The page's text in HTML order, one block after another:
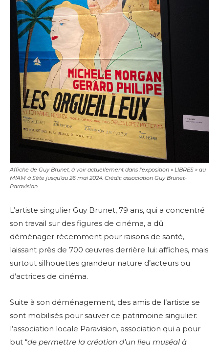
Affiche de Guy Brunet, à voir actuellement dans l’exposition « LIBRES » au
MIAM à Sète jusqu’au 26 mai 2024. Crédit: association Guy Brunet-
Paravision
L’artiste singulier Guy Brunet, 79 ans, qui a concentré
son travail sur des figures de cinéma, a dû
déménager récemment pour raisons de santé,
laissant près de 700 œuvres derrière lui: affiches, mais
surtout silhouettes grandeur nature d’acteurs ou
d’actrices de cinéma.
Suite à son déménagement, des amis de l’artiste se
sont mobilisés pour sauver ce patrimoine singulier:
l’association locale Paravision, association qui a pour
but “de permettre la création d’un lieu muséal à